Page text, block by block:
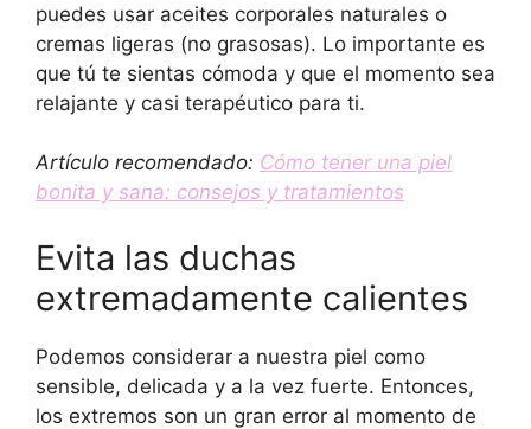
puedes usar aceites corporales naturales o
cremas ligeras (no grasosas). Lo importante es
que tú te sientas cómoda y que el momento sea
relajante y casi terapéutico para ti.
Artículo recomendado: Cómo tener una piel
bonita y sana: consejos y tratamientos
Evita las duchas
extremadamente calientes
Podemos considerar a nuestra piel como
sensible, delicada y a la vez fuerte. Entonces,
los extremos son un gran error al momento de